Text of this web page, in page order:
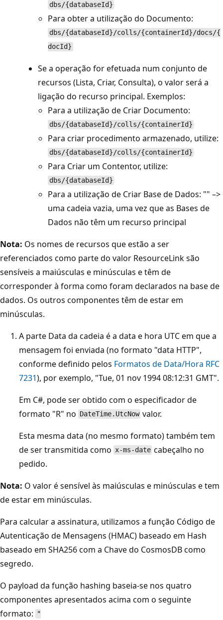
dbs/{databaseId}
Para obter a utilização do Documento:
dbs/{databaseId}/colls/{containerId}/docs/{
docId}
Se a operação for efetuada num conjunto de
recursos (Lista, Criar, Consulta), o valor será a
ligação do recurso principal. Exemplos:
Para a utilização de Criar Documento:
dbs/{databaseId}/colls/{containerId}
Para criar procedimento armazenado, utilize:
dbs/{databaseId}/colls/{containerId}
Para Criar um Contentor, utilize:
dbs/{databaseId}
Para a utilização de Criar Base de Dados: "" –>
uma cadeia vazia, uma vez que as Bases de
Dados não têm um recurso principal
Nota: Os nomes de recursos que estão a ser
referenciados como parte do valor ResourceLink são
sensíveis a maiúsculas e minúsculas e têm de
corresponder à forma como foram declarados na base de
dados. Os outros componentes têm de estar em
minúsculas.
A parte Data da cadeia é a data e hora UTC em que a
mensagem foi enviada (no formato "data HTTP",
conforme definido pelos Formatos de Data/Hora RFC
7231), por exemplo, "Tue, 01 nov 1994 08:12:31 GMT".
Em C#, pode ser obtido com o especificador de
formato "R" no DateTime.UtcNow valor.
Esta mesma data (no mesmo formato) também tem
de ser transmitida como x-ms-date cabeçalho no
pedido.
Nota: O valor é sensível às maiúsculas e minúsculas e tem
de estar em minúsculas.
Para calcular a assinatura, utilizamos a função Código de
Autenticação de Mensagens (HMAC) baseado em Hash
baseado em SHA256 com a Chave do CosmosDB como
segredo.
O payload da função hashing baseia-se nos quatro
componentes apresentados acima com o seguinte
formato:
"